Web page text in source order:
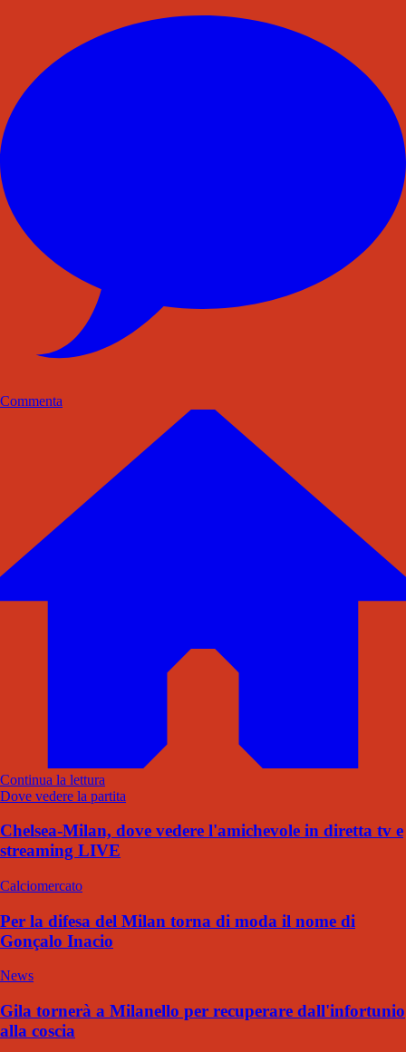
Commenta
Continua la lettura
Dove vedere la partita
Chelsea-Milan, dove vedere l'amichevole in diretta tv e
streaming LIVE
Calciomercato
Per la difesa del Milan torna di moda il nome di
Gonçalo Inacio
News
Gila tornerà a Milanello per recuperare dall'infortunio
alla coscia